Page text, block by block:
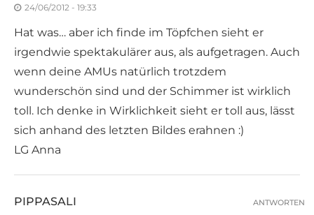
24/06/2012 - 19:33
Hat was… aber ich finde im Töpfchen sieht er
irgendwie spektakulärer aus, als aufgetragen. Auch
wenn deine AMUs natürlich trotzdem
wunderschön sind und der Schimmer ist wirklich
toll. Ich denke in Wirklichkeit sieht er toll aus, lässt
sich anhand des letzten Bildes erahnen :)
LG Anna
PIPPASALI ANTWORTEN